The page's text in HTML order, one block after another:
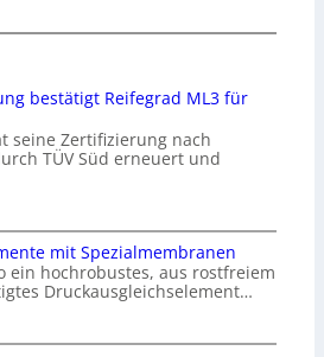
bestätigt Reifegrad ML3 für
seine Zertifizierung nach
TÜV Süd erneuert und
mit Spezialmembranen
ein hochrobustes, aus rostfreiem
Druckausgleichselement…